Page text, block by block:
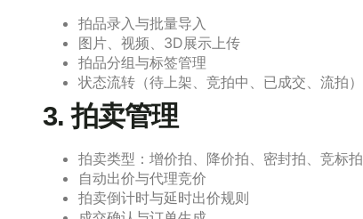
拍品录入与批量导入
图片、视频、3D展示上传
拍品分组与标签管理
状态流转（待上架、竞拍中、已成交、流拍）
3. 拍卖管理
拍卖类型：增价拍、降价拍、密封拍、竞标拍
自动出价与代理竞价
拍卖倒计时与延时出价规则